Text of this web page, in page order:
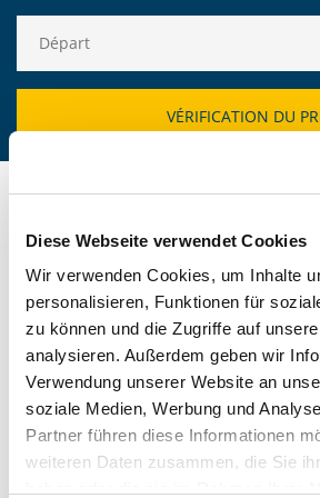
Diese Webseite verwendet Cookies
Wir verwenden Cookies, um Inhalte
personalisieren, Funktionen für
zu können und die Zugriffe auf
analysieren. Außerdem geben wir
Verwendung unserer Website an
soziale Medien, Werbung und
Partner führen diese Informationen
weiteren Daten zusammen, die Sie
NOTRE MONDE
VACANCES GEW
Des conseils de voyage passionnants,
intéressantes et des rapports de
le monde des vacances GEW est